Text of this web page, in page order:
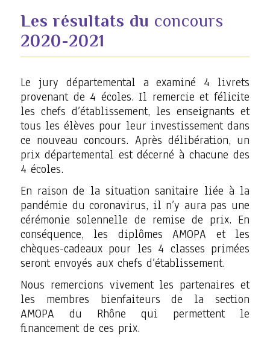
Les résultats du concours
2020-2021
Le jury départemental a examiné 4 livrets
provenant de 4 écoles. Il remercie et félicite
les chefs d’établissement, les enseignants et
tous les élèves pour leur investissement dans
ce nouveau concours. Après délibération, un
prix départemental est décerné à chacune des
4 écoles.
En raison de la situation sanitaire liée à la
pandémie du coronavirus, il n’y aura pas une
cérémonie solennelle de remise de prix. En
conséquence, les diplômes AMOPA et les
chèques-cadeaux pour les 4 classes primées
seront envoyés aux chefs d’établissement.
Nous remercions vivement les partenaires et
les membres bienfaiteurs de la section
AMOPA du Rhône qui permettent le
financement de ces prix.